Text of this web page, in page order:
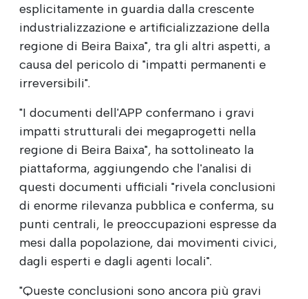
esplicitamente in guardia dalla crescente
industrializzazione e artificializzazione della
regione di Beira Baixa", tra gli altri aspetti, a
causa del pericolo di "impatti permanenti e
irreversibili".
"I documenti dell'APP confermano i gravi
impatti strutturali dei megaprogetti nella
regione di Beira Baixa", ha sottolineato la
piattaforma, aggiungendo che l'analisi di
questi documenti ufficiali "rivela conclusioni
di enorme rilevanza pubblica e conferma, su
punti centrali, le preoccupazioni espresse da
mesi dalla popolazione, dai movimenti civici,
dagli esperti e dagli agenti locali".
"Queste conclusioni sono ancora più gravi